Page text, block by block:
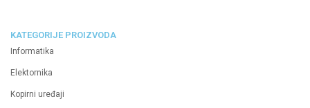
KATEGORIJE PROIZVODA
Informatika
Elektornika
Kopirni uređaji